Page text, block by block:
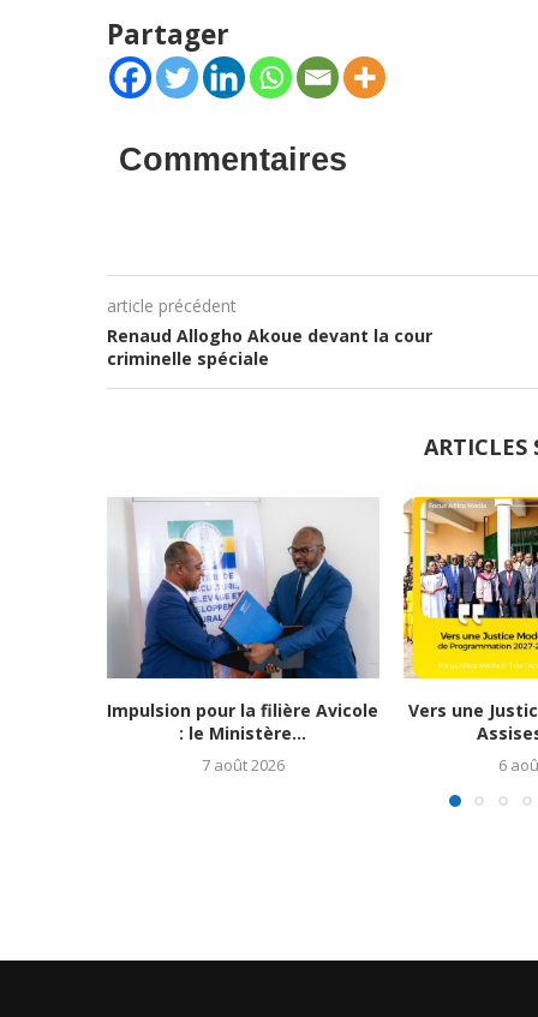
Partager
Commentaires
article précédent
Renaud Allogho Akoue devant la cour
criminelle spéciale
ARTICLES
Impulsion pour la filière Avicole
: le Ministère...
7 août 2026
Vers une
6